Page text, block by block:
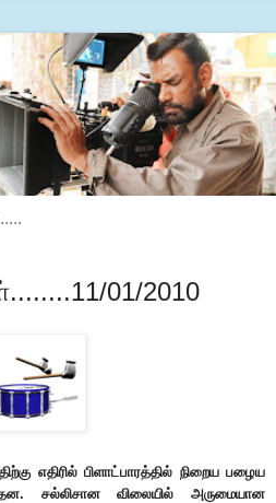
01/2010
எதிரில் பிளாட்பாரத்தில் நிறைய பழைய
சல்லிசான விலையில் அருமையான